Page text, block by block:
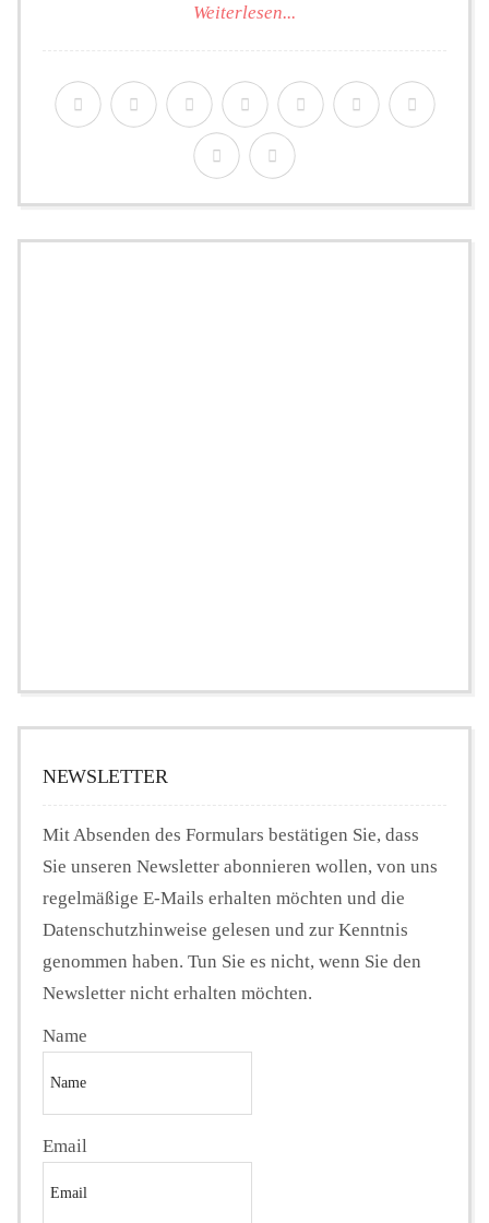
Weiterlesen...
NEWSLETTER
Mit Absenden des Formulars bestätigen Sie, dass
Sie unseren Newsletter abonnieren wollen, von uns
regelmäßige E-Mails erhalten möchten und die
Datenschutzhinweise gelesen und zur Kenntnis
genommen haben. Tun Sie es nicht, wenn Sie den
Newsletter nicht erhalten möchten.
Name
Email